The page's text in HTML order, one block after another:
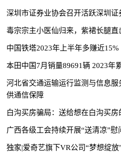
深圳市证券业协会召开活跃深圳证
毒宗宗主小医仙归来，紫裙长腿
中国铁塔2023年上半年多赚近
本田中国7月销量89691辆 2023年
河北省交通运输运行监测与信息
供通信保障
白沟买房骗局：送给想在白沟买
广西各级工会持续开展“送清凉”慰
独家|爱奇艺旗下VR公司“梦想绽